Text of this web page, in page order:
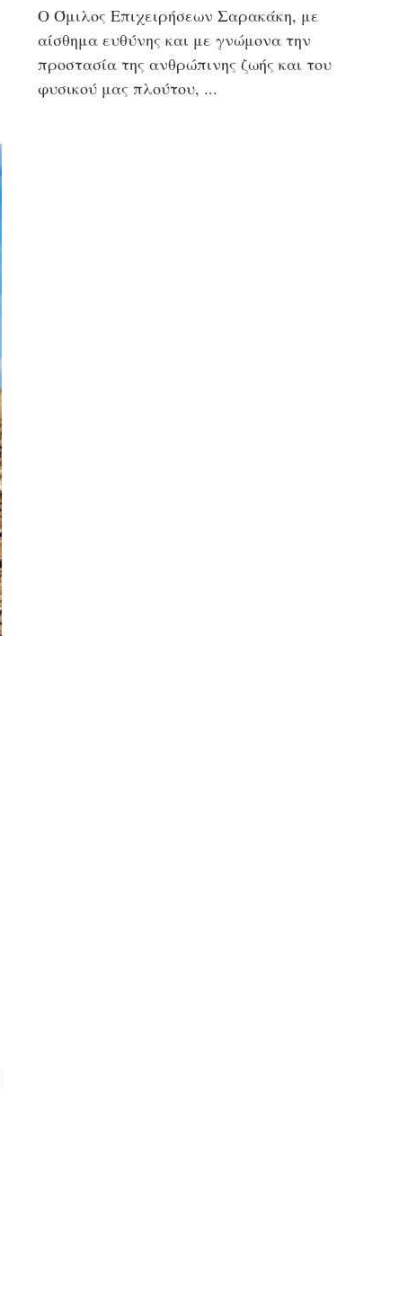
Ο Όμιλος Επιχειρήσεων Σαρακάκη, με
αίσθημα ευθύνης και με γνώμονα την
προστασία της ανθρώπινης ζωής και του
φυσικού μας πλούτου,